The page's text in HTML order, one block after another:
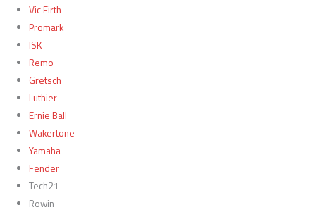
Vic Firth
Promark
ISK
Remo
Gretsch
Luthier
Ernie Ball
Wakertone
Yamaha
Fender
Tech21
Rowin